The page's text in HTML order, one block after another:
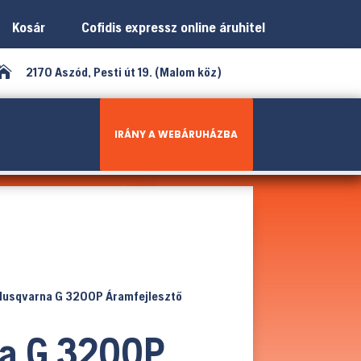
Kosár Cofidis expressz online áruhitel
2170 Aszód, Pesti út 19. (Malom köz)
IRÁNY A WEBÁRUHÁZBA
G 3200P Áramfejlesztő